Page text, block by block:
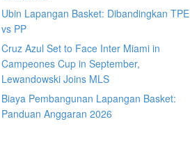
Ubin Lapangan Basket: Dibandingkan TPE
vs PP
Cruz Azul Set to Face Inter Miami in
Campeones Cup in September,
Lewandowski Joins MLS
Biaya Pembangunan Lapangan Basket:
Panduan Anggaran 2026